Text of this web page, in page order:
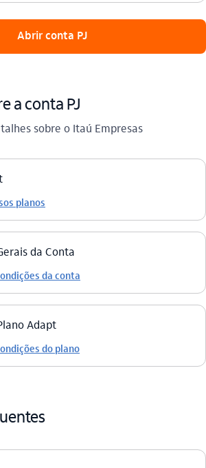
Abrir conta PJ
a conta PJ
sobre o Itaú Empresas
planos
da Conta
da conta
Adapt
do plano